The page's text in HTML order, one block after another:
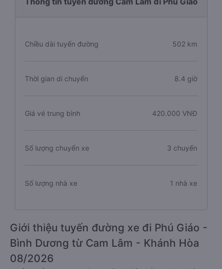
Chiều dài tuyến đường 502 km
Thời gian di chuyển 8.4 giờ
Giá vé trung bình 420.000 VNĐ
Số lượng chuyến xe 3 chuyến
Số lượng nhà xe 1 nhà xe
Giới thiệu tuyến đường xe đi Phú Giáo -
Bình Dương từ Cam Lâm - Khánh Hòa
08/2026